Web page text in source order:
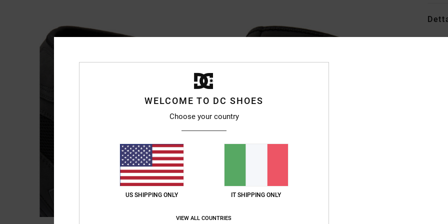
WELCOME TO DC SHOES
Choose your country
US SHIPPING ONLY IT SHIPPING ONLY
VIEW ALL COUNTRIES